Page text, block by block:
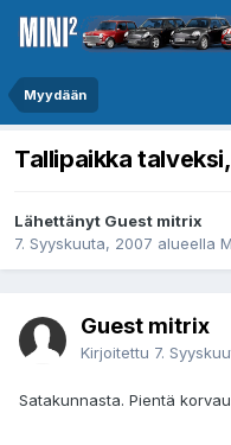
Myydään
Tallipaikka
Lähettänyt Guest mitrix
7. Syyskuuta, 2007 alueella
Guest mitrix
Kirjoitettu 7.
Satakunnasta. Pientä